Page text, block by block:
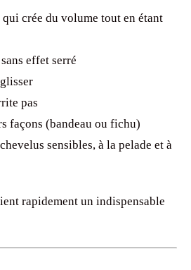
crée du volume tout en étant
effet serré
pas
façons (bandeau ou fichu)
sensibles, à la pelade et à
rapidement un indispensable